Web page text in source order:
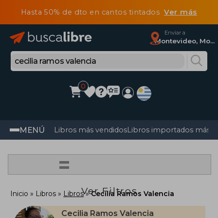
Hasta 50% de dto en cantos tintadosVer más
Enviar a
Montevideo, Montevideo
0
MENÚ Libros más vendidosLibros importados más
=
Ver Filtros
Inicio Libros Libros Cecilia Ramos Valencia
Cecilia Ramos Valencia